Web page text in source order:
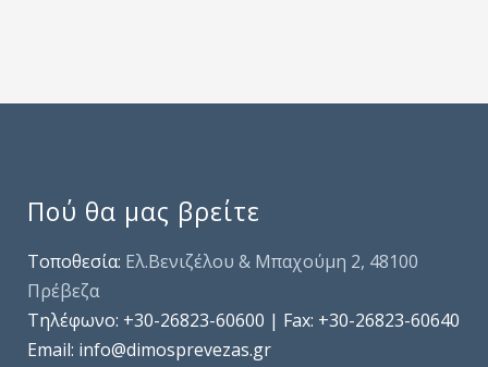
Πού θα μας βρείτε
Τοποθεσία: Ελ.Βενιζέλου & Μπαχούμη 2, 48100
Πρέβεζα
Τηλέφωνo: +30-26823-60600 | Fax: +30-26823-60640
Email: info@dimosprevezas.gr